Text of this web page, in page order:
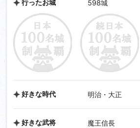
行ったお城 598城
好きな時代 明治・大正
好きな武将 魔王信長